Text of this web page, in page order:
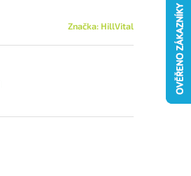
Značka: HillVital